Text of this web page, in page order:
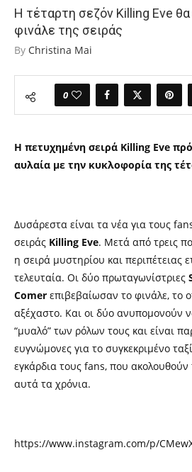
Η τέταρτη σεζόν Killing Eve θα
φινάλε της σειράς
By Christina Mai
0
Η πετυχημένη σειρά Killing Eve
αυλαία με την κυκλοφορία της
Δυσάρεστα είναι τα νέα για τους
σειράς Killing Eve. Μετά από τρεις
η σειρά μυστηρίου και περιπέτειας
τελευταία. Οι δύο πρωταγωνίστριες
Comer επιβεβαίωσαν το φινάλε, το
αξέχαστο. Και οι δύο ανυπομονούν
“μυαλό” των ρόλων τους και είναι
ευγνώμονες για το συγκεκριμένο
εγκάρδια τους fans, που ακολουθούν
αυτά τα χρόνια.
https://www.instagram.com/p/